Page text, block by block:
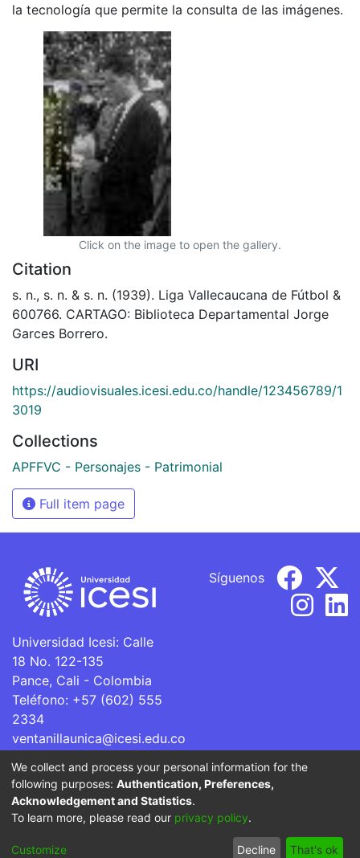
la tecnología que permite la consulta de las imágenes.
Click on the image to open the gallery.
Citation
s. n., s. n. & s. n. (1939). Liga Vallecaucana de Fútbol &
600766. CARTAGO: Biblioteca Departamental Jorge
Garces Borrero.
URI
https://audiovisuales.icesi.edu.co/handle/123456789/1
3019
Collections
APFFVC - Personajes - Patrimonial
Full item page
Universidad Icesi: Calle
18 No. 122-135
Pance, Cali - Colombia
Teléfono: +57 (602) 555
2334
ventanillaunica@icesi.edu.co
Síguenos
La Universidad Icesi es una Institución de Educación
Superior que se encuentra sujeta a inspección y vigilancia
por parte del Ministerio de Educación Nacional.
Cookie
End User
Send
We collect and process your personal information for the
following purposes: Authentication, Preferences,
Acknowledgement and Statistics.
To learn more, please read our privacy policy.
Customize Decline That's ok